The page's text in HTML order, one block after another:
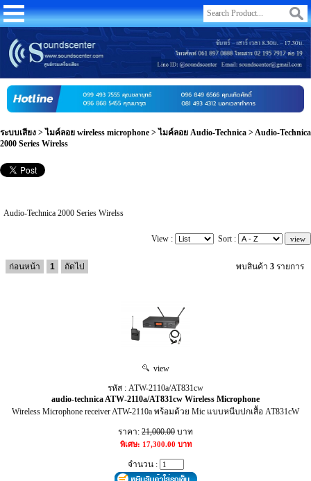
ระบบเสียง >ไมค์ลอย wireless microphone >ไมค์ลอย Audio-Technica > Audio-Technica
2000 Series Wirelss
Audio-Technica 2000 Series Wirelss
View : Sort :
ก่อนหน้า 1 ถัดไป พบสินค้า 3 รายการ
view
รหัส : ATW-2110a/AT831cw
audio-technica ATW-2110a/AT831cw Wireless Microphone
Wireless Microphone receiver ATW-2110a พร้อมด้วย Mic แบบหนีบปกเสื้อ AT831cW
ราคา: 21,000.00 บาท
พิเศษ: 17,300.00 บาท
จำนวน :